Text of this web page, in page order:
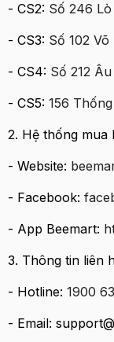
- CS2: Số 246
- CS3: Số 102
- CS4: Số 212
- CS5: 156 Thốn
2. Hệ thống mua
- Website:
- Facebook:
- App Beemart:
3. Thông tin liên
- Hotline: 1900
- Email: